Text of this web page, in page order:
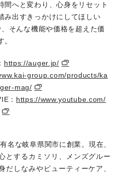
間へと変わり、心身をリセット
み出すきっかけにしてほしい
そんな機能や価格を超えた価
https://auger.jp/
group.com/products/ka
mag/
： https://www.youtube.com/
名な岐阜県関市に創業。現在、
とするカミソリ、メンズグルー
だしなみやビューティーケア、